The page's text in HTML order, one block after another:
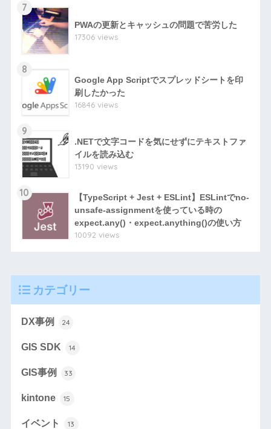
7
PWAの更新とキャッシュの問題で苦労した
17306 views
8
Google App Scriptでスプレッドシートを印
刷したかった
16846 views
9
.NETで文字コードを気にせずにテキストファ
イルを読み込む
13190 views
10
【TypeScript + Jest + ESLint】ESLintでno-
unsafe-assignmentを使っている時の
expect.any()・expect.anything()の使い方
10092 views
カテゴリー
DX事例 24
GIS SDK 14
GIS事例 33
kintone 15
イベント 13